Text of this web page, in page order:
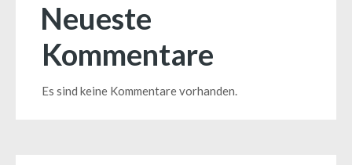
Neueste
Kommentare
Es sind keine Kommentare vorhanden.